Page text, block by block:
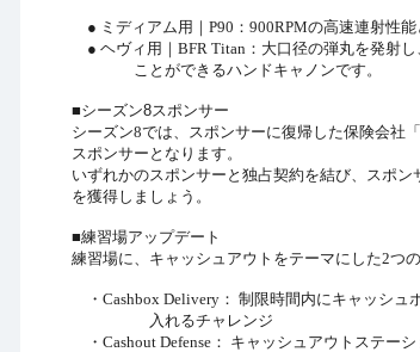
ライセンス情報について
● ミディアム用｜P90：900RPMの高速連射性能
● ヘヴィ用｜BFR Titan：大口径の弾丸を発射し
ことができるハンドキャノンです。
■シーズン8スポンサー
シーズン8では、スポンサーに復帰した保険会社
スポンサーとなります。
いずれかのスポンサーと独占契約を結び、スポン
を獲得しましょう。
■練習場アップデート
練習場に、キャッシュアウトをテーマにした2つ
・Cashbox Delivery： 制限時間内にキャッシュ
入れるチャレンジ
・Cashout Defense： キャッシュアウトステー